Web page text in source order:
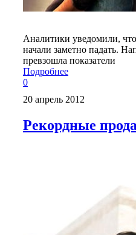
Аналитики уведомили,
начали заметно падать.
превзошла показатели
Подробнее
0
20 апрель 2012
Рекордные